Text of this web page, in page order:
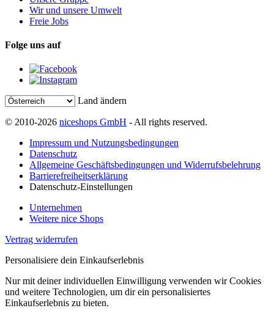
Wir und unsere Umwelt
Freie Jobs
Folge uns auf
Land ändern
© 2010-2026 niceshops GmbH - All rights reserved.
Impressum und Nutzungsbedingungen
Datenschutz
Allgemeine Geschäftsbedingungen und Widerrufsbelehrung
Barrierefreiheitserklärung
Datenschutz-Einstellungen
Unternehmen
Weitere nice Shops
Vertrag widerrufen
Personalisiere dein Einkaufserlebnis
Nur mit deiner individuellen Einwilligung verwenden wir Cookies
und weitere Technologien, um dir ein personalisiertes
Einkaufserlebnis zu bieten.